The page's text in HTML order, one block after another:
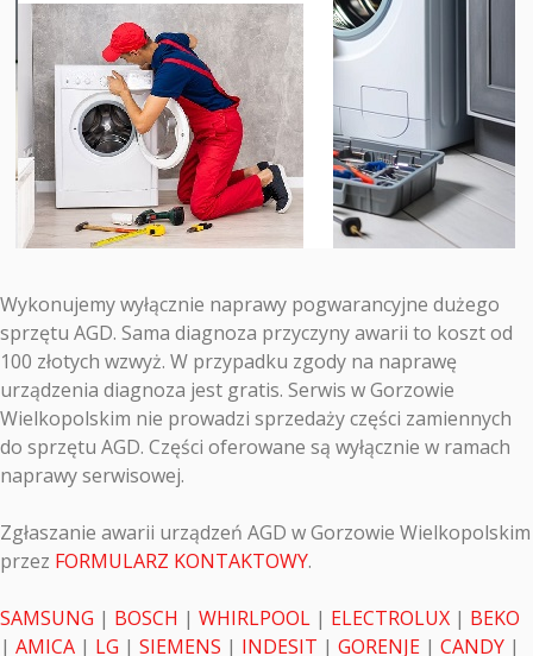
Wykonujemy wyłącznie naprawy pogwarancyjne dużego
sprzętu AGD. Sama diagnoza przyczyny awarii to koszt od
100 złotych wzwyż. W przypadku zgody na naprawę
urządzenia diagnoza jest gratis. Serwis w Gorzowie
Wielkopolskim nie prowadzi sprzedaży części zamiennych
do sprzętu AGD. Części oferowane są wyłącznie w ramach
naprawy serwisowej.
Zgłaszanie awarii urządzeń AGD w Gorzowie Wielkopolskim
przez FORMULARZ KONTAKTOWY.
SAMSUNG | BOSCH | WHIRLPOOL | ELECTROLUX | BEKO
| AMICA | LG | SIEMENS | INDESIT | GORENJE | CANDY |